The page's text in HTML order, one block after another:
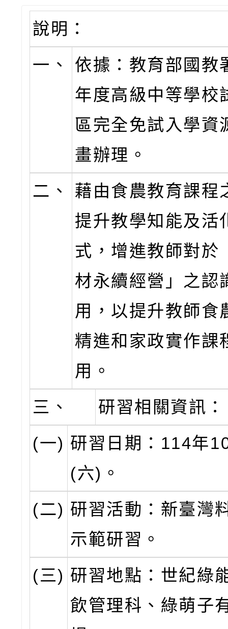
說明：
一、
依據：教育部國教
年度高級中等學校
區完全免試入學資
畫辦理。
二、
藉由食農教育課程
提升教學知能及活
式，增進教師對於
材永續經營」之認
用，以提升教師食
精進和家政實作課
用。
三、
研習相關資訊：
(一) 研習日期：114年
(六)。
(二) 研習活動：新臺灣
示範研習。
(三) 研習地點：世紀綠
飲管理科、綠萌子